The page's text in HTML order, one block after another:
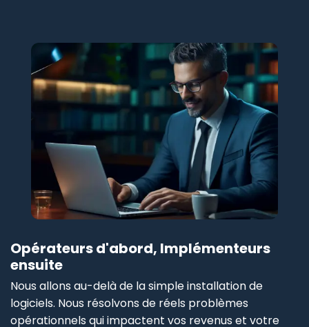
Opérateurs d'abord, Implémenteurs
ensuite
Nous allons au-delà de la simple installation de
logiciels. Nous résolvons de réels problèmes
opérationnels qui impactent vos revenus et votre